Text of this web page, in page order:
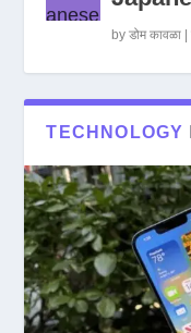
byडोम कावळा |
TECHNOLOGY